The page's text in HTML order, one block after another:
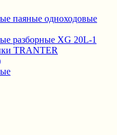
паяные одноходовые
разборные XG 20L-1
TRANTER